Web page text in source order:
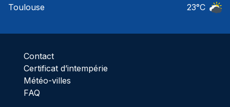
Toulouse
23°C
Contact
Certificat d’intempérie
Météo-villes
FAQ